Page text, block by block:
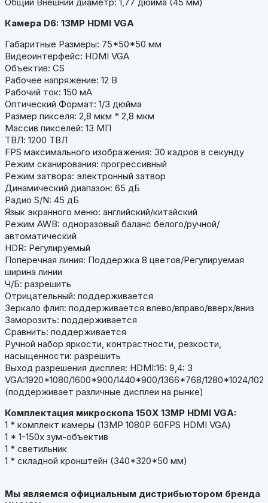
Камера D6: 13MP HDMI VGA
Габаритные Размеры: 75*50*50 мм
Видеоинтерфейс: HDMI VGA
Объектив: CS
Рабочее напряжение: 12 В
Рабочий ток: 150 мА
Оптический Формат: 1/3 дюйма
Размер пикселя: 2,8 мкм * 2,8 мкм
Массив пикселей: 13 МП
ТВЛ: 1200 ТВЛ
FPS максимального изображения: 30 кадров в секунду
Режим сканирования: прогрессивный
Режим затвора: электронный затвор
Динамический диапазон: 65 дБ
Радио S/N: 45 дБ
Язык экранного меню: английский/китайский
Режим AWB: одноразовый баланс белого/ручной/
автоматический
HDR: Регулируемый
Поперечная линия: Поддержка 8 цветов/Регулируемая
ширина линии
Ч/Б: разрешить
Отрицательный: поддерживается
Зеркало флип: поддерживается влево/вправо/вверх/вниз
Заморозить: поддерживается
Сравнить: поддерживается
Ручной набор яркости, контрастности, резкости,
насыщенности: разрешить
Выход разрешения дисплея: HDMI:16: 9,4: 3
VGA:1920*1080/1600*900/1440*900/1366*768/1280*1024/
(поддерживает различные дисплеи на рынке)
Комплектация микроскопа 150X 13MP HDMI VGA:
1 * комплект камеры (13MP 1080P 60FPS HDMI VGA)
1 * 1-150x зум-объектив
1 * светильник
1 * складной кронштейн (340*320*50 мм)
Мы являемся официальным дистрибьютором бренда